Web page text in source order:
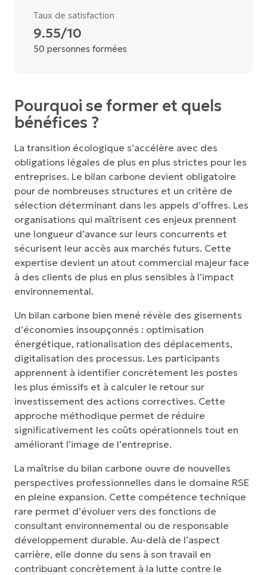
Taux de satisfaction
9.55/10
50 personnes formées
Pourquoi se former et quels
bénéfices ?
La transition écologique s’accélère avec des
obligations légales de plus en plus strictes pour les
entreprises. Le bilan carbone devient obligatoire
pour de nombreuses structures et un critère de
sélection déterminant dans les appels d’offres. Les
organisations qui maîtrisent ces enjeux prennent
une longueur d’avance sur leurs concurrents et
sécurisent leur accès aux marchés futurs. Cette
expertise devient un atout commercial majeur face
à des clients de plus en plus sensibles à l’impact
environnemental.
Un bilan carbone bien mené révèle des gisements
d’économies insoupçonnés : optimisation
énergétique, rationalisation des déplacements,
digitalisation des processus. Les participants
apprennent à identifier concrètement les postes
les plus émissifs et à calculer le retour sur
investissement des actions correctives. Cette
approche méthodique permet de réduire
significativement les coûts opérationnels tout en
améliorant l’image de l’entreprise.
La maîtrise du bilan carbone ouvre de nouvelles
perspectives professionnelles dans le domaine RSE
en pleine expansion. Cette compétence technique
rare permet d’évoluer vers des fonctions de
consultant environnemental ou de responsable
développement durable. Au-delà de l’aspect
carrière, elle donne du sens à son travail en
contribuant concrètement à la lutte contre le